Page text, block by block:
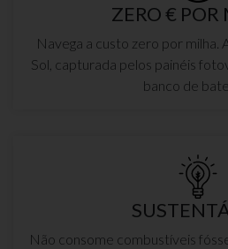
ZERO €
Navega a custo zero por milha.
Sol, capturada pelos painéis
banco de
Não consome combustíveis